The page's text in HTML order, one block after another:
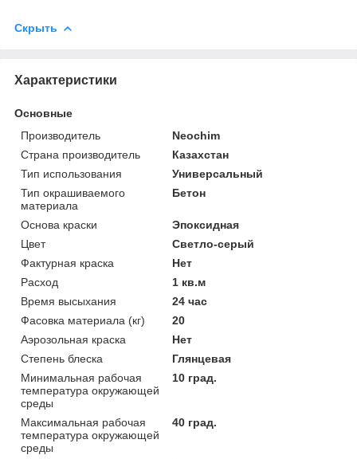
Скрыть
Характеристики
Основные
Производитель
Neochim
Страна производитель
Казахстан
Тип использования
Универсальный
Тип окрашиваемого
материала
Бетон
Основа краски
Эпоксидная
Цвет
Светло-серый
Фактурная краска
Нет
Расход
1 кв.м
Время высыхания
24 час
Фасовка материала (кг)
20
Аэрозольная краска
Нет
Степень блеска
Глянцевая
Минимальная рабочая
температура окружающей
среды
10 град.
Максимальная рабочая
температура окружающей
среды
40 град.